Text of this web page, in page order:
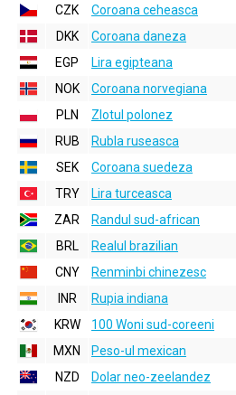
CZK
Coroana ceheasca
DKK
Coroana daneza
EGP
Lira egipteana
NOK
Coroana norvegiana
PLN
Zlotul polonez
RUB
Rubla ruseasca
SEK
Coroana suedeza
TRY
Lira turceasca
ZAR
Randul sud-african
BRL
Realul brazilian
CNY
Renminbi chinezesc
INR
Rupia indiana
KRW
100 Woni sud-coreeni
MXN
Peso-ul mexican
NZD
Dolar neo-zeelandez